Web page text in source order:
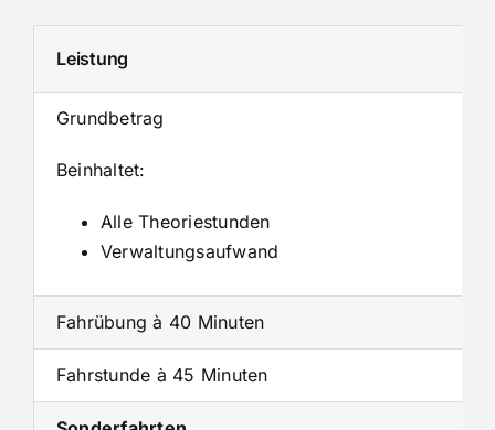
Leistung
Grundbetrag
Beinhaltet:
Alle Theoriestunden
Verwaltungsaufwand
Fahrübung à 40 Minuten
Fahrstunde à 45 Minuten